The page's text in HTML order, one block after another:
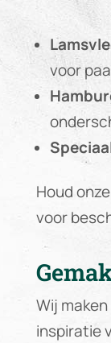
voor
Houd
voor
Wij
inspiratie